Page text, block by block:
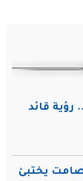
رؤية قائد
صامت يختبئ